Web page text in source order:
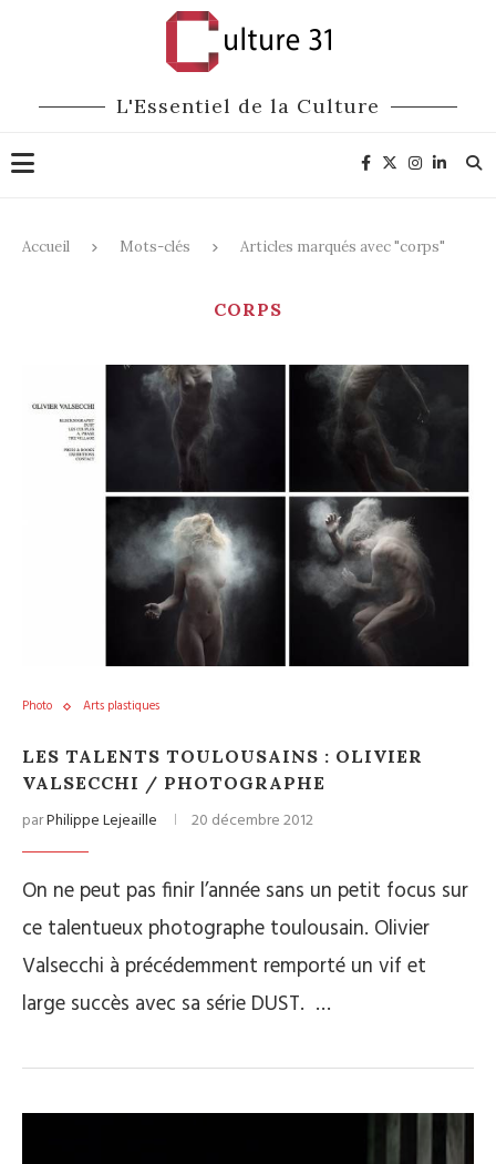
L'Essentiel de la Culture
Accueil Mots-clés Articles marqués avec "corps"
CORPS
Photo Arts plastiques
LES TALENTS TOULOUSAINS : OLIVIER
VALSECCHI / PHOTOGRAPHE
parPhilippe Lejeaille 20 décembre 2012
On ne peut pas finir l’année sans un petit focus sur
ce talentueux photographe toulousain. Olivier
Valsecchi à précédemment remporté un vif et
large succès avec sa série DUST. …